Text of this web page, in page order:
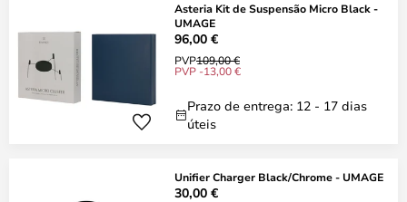
Asteria Kit de Suspensão Micro Black -
UMAGE
96,00 €
PVP109,00 €
PVP -13,00 €
Prazo de entrega: 12 - 17 dias
úteis
Unifier Charger Black/Chrome - UMAGE
30,00 €